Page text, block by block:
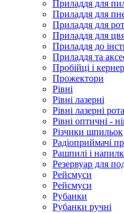
Приладдя для
Приладдя для
Приладдя для
Приладдя для
Приладдя до
Приладдя та
Пробійці і
Прожектори
Рівні
Рівні лазерні
Рівні лазерні
Рівні оптичні -
Різчики шпильок
Радіоприймачі
Рашпилі і
Резервуар для
Рейсмуси
Рейсмуси
Рубанки
Рубанки ручні